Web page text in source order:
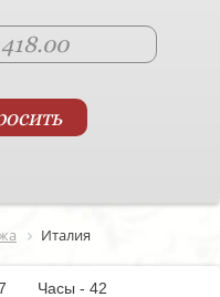
Италия
67
Часы - 42